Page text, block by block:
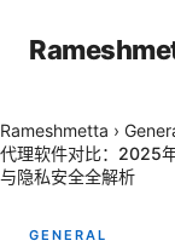
Rameshmetta ›
代理软件对比：2025
与隐私安全全解析
GENERAL